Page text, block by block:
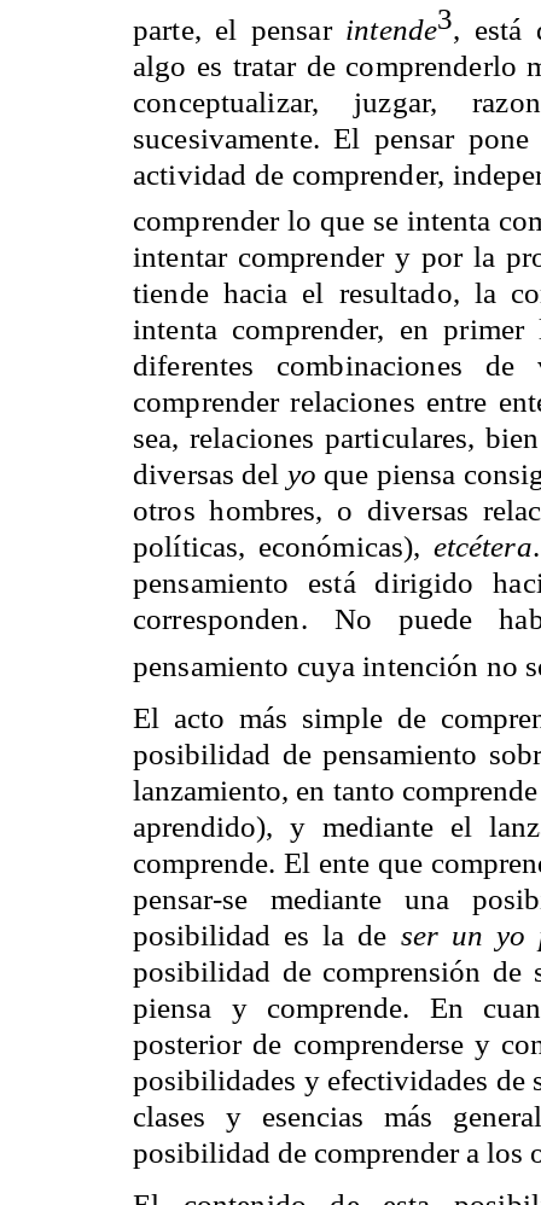
parte, el pensar intende3, está
algo es tratar de comprenderlo
conceptualizar, juzgar,
sucesivamente. El pensar
actividad de comprender,
comprender lo que se intenta
intentar comprender y por la
tiende hacia el resultado, la
intenta comprender, en primer
diferentes combinaciones
comprender relaciones entre
sea, relaciones particulares,
diversas del yo que piensa
otros hombres, o diversas
políticas, económicas), etcétera
pensamiento está dirigido
corresponden. No puede
pensamiento cuya intención no
El acto más simple de
posibilidad de pensamiento
lanzamiento, en tanto
aprendido), y mediante el
comprende. El ente que
pensar-se mediante una
posibilidad es la de ser un
posibilidad de comprensión de
piensa y comprende. En
posterior de comprenderse y
posibilidades y efectividades de
clases y esencias más
posibilidad de comprender a los